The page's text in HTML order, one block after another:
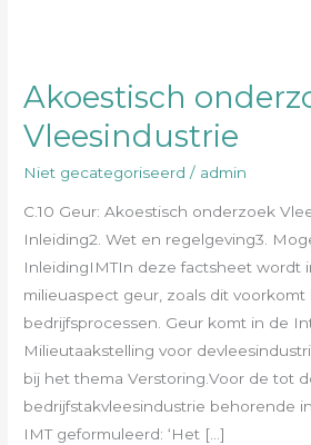
Akoestisch
Vleesindustrie
Niet gecategoriseerd / admin
C.10 Geur: Akoestisch onderzoek
Inleiding2. Wet en regelgeving3.
InleidingIMTIn deze factsheet wordt
milieuaspect geur, zoals dit voorkomt
bedrijfsprocessen. Geur komt in de
Milieutaakstelling voor
bij het thema Verstoring.Voor de tot
bedrijfstakvleesindustrie behorende
IMT geformuleerd: ‘Het […]
Akoestisch
Vleesindustrie